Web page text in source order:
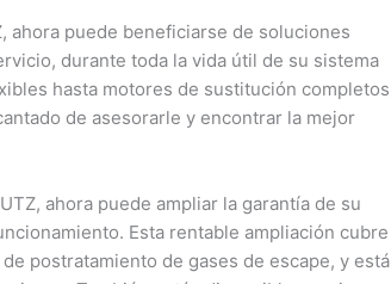
ahora puede beneficiarse de soluciones
durante toda la vida útil de su sistema
hasta motores de sustitución
de asesorarle y encontrar la mejor
ahora puede ampliar la garantía de su
Esta rentable ampliación cubre
postratamiento de gases de escape, y está